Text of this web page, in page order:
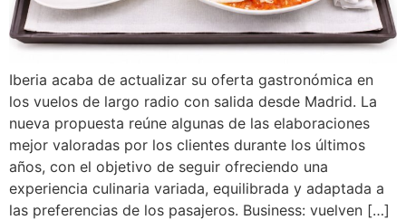
Iberia acaba de actualizar su oferta gastronómica en
los vuelos de largo radio con salida desde Madrid. La
nueva propuesta reúne algunas de las elaboraciones
mejor valoradas por los clientes durante los últimos
años, con el objetivo de seguir ofreciendo una
experiencia culinaria variada, equilibrada y adaptada a
las preferencias de los pasajeros. Business: vuelven […]